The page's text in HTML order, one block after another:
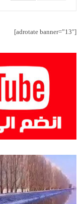
[adrotate banner=”13″]